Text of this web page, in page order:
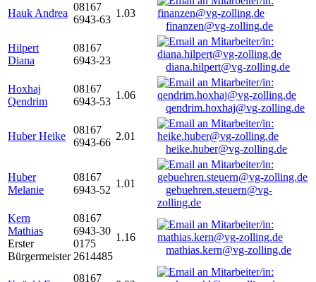
Hauk Andrea
08167
6943-63
1.03
finanzen@vg-zolling.de
Hilpert
Diana
08167
6943-23
diana.hilpert@vg-zolling.de
Hoxhaj
Qendrim
08167
6943-53
1.06
qendrim.hoxhaj@vg-zolling.de
Huber Heike
08167
6943-66
2.01
heike.huber@vg-zolling.de
Huber
Melanie
08167
6943-52
1.01
gebuehren.steuern@vg-
zolling.de
Kern
Mathias
Erster
Bürgermeister
08167
6943-30
0175
2614485
1.16
mathias.kern@vg-zolling.de
08167